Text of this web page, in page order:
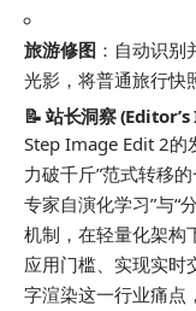
旅游修图 ：自动识
光影，将普通旅行快
📝 站长洞察
Step Image Edit 2的
力破千斤”范式转移
专家自演化学习”与“
机制，在轻量化架构
应用门槛、实现实时
字渲染这一行业痛点